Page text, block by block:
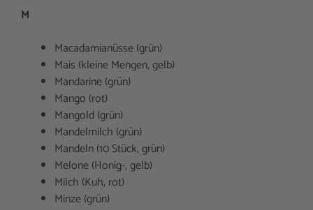
M
Macadamianüsse (grün)
Mais (kleine Mengen, gelb)
Mandarine (grün)
Mango (rot)
Mangold (grün)
Mandelmilch (grün)
Mandeln (10 Stück, grün)
Melone (Honig-, gelb)
Milch (Kuh, rot)
Minze (grün)